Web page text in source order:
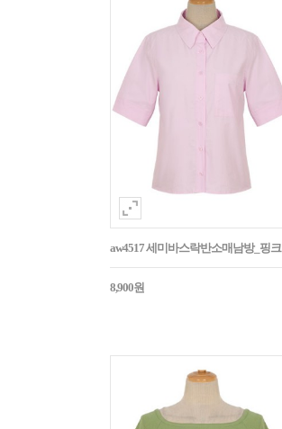
aw4517 세미바스락반소매남방_핑크
8,900원